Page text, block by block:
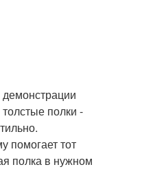
полки -
помогает тот
полка в нужном